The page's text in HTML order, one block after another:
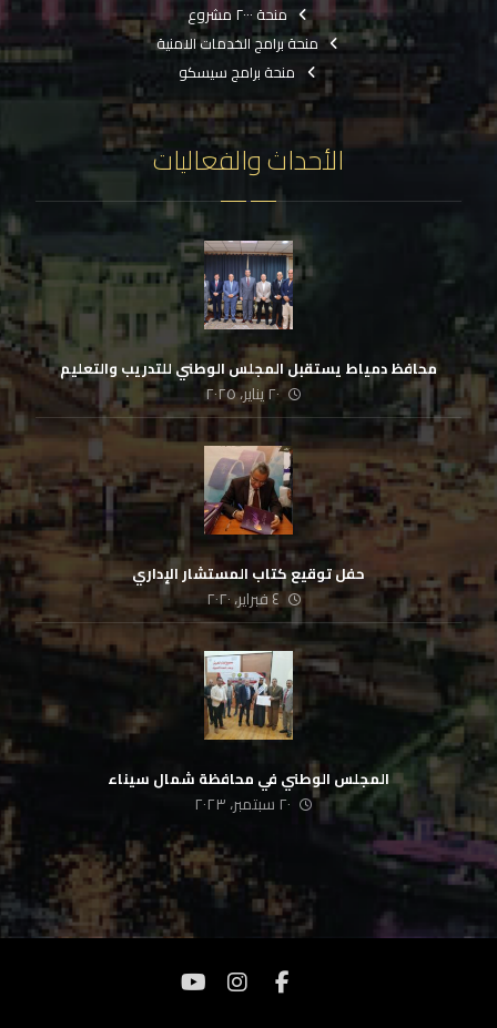
منحة ٢٠٠٠ مشروع
منحة برامج الخدمات الامنية
منحة برامج سيسكو
الأحداث والفعاليات
محافظ دمياط يستقبل المجلس الوطني للتدريب والتعليم
٢٠ يناير، ٢٠٢٥
حفل توقيع كتاب المستشار الإداري
٤ فبراير، ٢٠٢٠
المجلس الوطني في محافظة شمال سيناء
٢٠ سبتمبر، ٢٠٢٣